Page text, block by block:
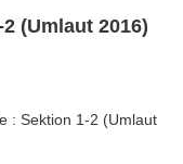
(Umlaut 2016)